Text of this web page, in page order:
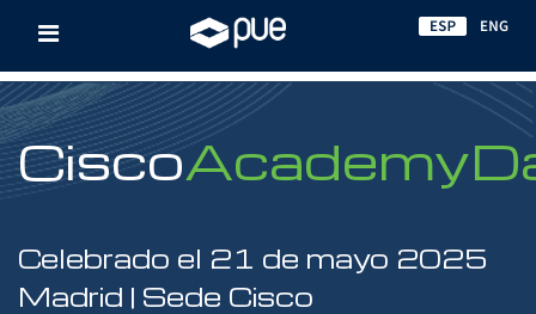
CiscoAcademy
Celebrado el 21 de mayo 2025
Madrid | Sede Cisco